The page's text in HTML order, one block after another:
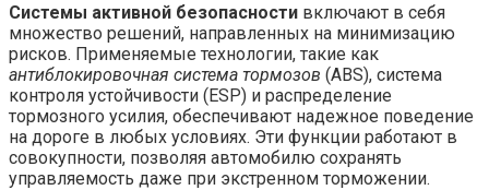
Системы активной безопасности включают в себя
множество решений, направленных на минимизацию
рисков. Применяемые технологии, такие как
антиблокировочная система тормозов (ABS), система
контроля устойчивости (ESP) и распределение
тормозного усилия, обеспечивают надежное поведение
на дороге в любых условиях. Эти функции работают в
совокупности, позволяя автомобилю сохранять
управляемость даже при экстренном торможении.